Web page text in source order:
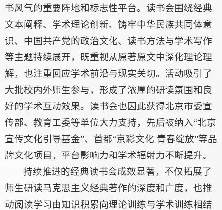
书风气的重要阵地和标志性平台。读书会围绕经典
文本阐释、学术理论创新、铸牢中华民族共同体意
识、中国共产党的政治文化、读书方法与学术写作
等主题持续展开，既重视从原著原文中深化理论理
解，也注重回应学术前沿与现实关切。活动吸引了
大批校内外师生参与，形成了浓厚的研读氛围和良
好的学术互动效果。读书会也因此获得北京市委宣
传部、教育工委等单位大力支持，先后被纳入“北京
宣传文化引导基金”、首都“京彩文化 青春绽放”等品
牌文化项目，平台影响力和学术辐射力不断提升。
持续推进的经典读书会成效显著，不仅拓展了
师生研读马克思主义经典著作的深度和广度，也推
动阅读学习由知识积累向理论训练与学术训练相结